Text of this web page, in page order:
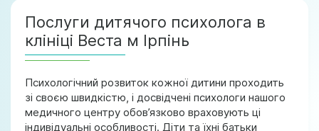
Послуги дитячого психолога в
клініці Веста м Ірпінь
Психологічний розвиток кожної дитини проходить
зі своєю швидкістю, і досвідчені психологи нашого
медичного центру обов’язково враховують ці
індивідуальні особливості. Діти та їхні батьки